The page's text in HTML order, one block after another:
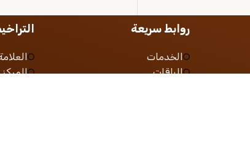
روابط سريعة
الخدمات
الباقات